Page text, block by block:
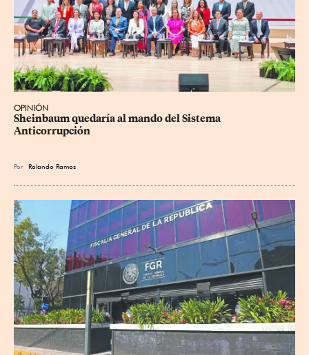
OPINIÓN
Sheinbaum quedaría al mando del Sistema
Anticorrupción
Por Rolando Ramos